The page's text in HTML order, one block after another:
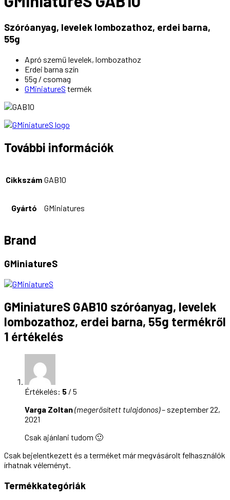
Szóróanyag, levelek lombozathoz, erdei barna,
55g
Apró szemű levelek, lombozathoz
Erdei barna szín
55g / csomag
GMiniatureS termék
További információk
Cikkszám GAB10
Gyártó GMiniatures
Brand
GMiniatureS
GMiniatureS GAB10 szóróanyag, levelek
lombozathoz, erdei barna, 55g termékről
1 értékelés
Értékelés: 5 / 5
Varga Zoltan(megerősített tulajdonos)– szeptember 22,
2021
Csak ajánlani tudom 🙂
Csak bejelentkezett és a terméket már megvásárolt felhasználók
írhatnak véleményt.
Termékkategóriák